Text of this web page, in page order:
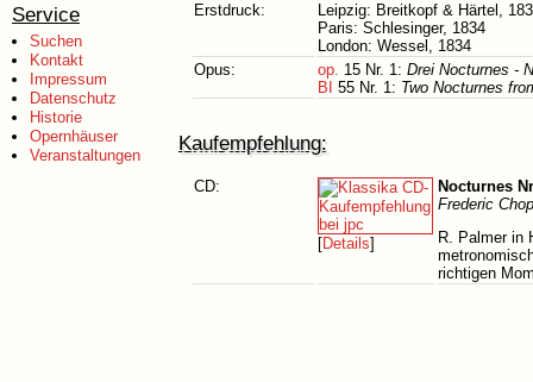
Service
Suchen
Kontakt
Impressum
Datenschutz
Historie
Opernhäuser
Veranstaltungen
Erstdruck:
Leipzig: Breitkopf & Härtel,
Paris: Schlesinger, 1834
London: Wessel, 1834
Opus:
op. 15 Nr. 1: Drei Nocturnes -
BI 55 Nr. 1: Two Nocturnes
Kaufempfehlung:
CD:
[Details]
Nocturnes
Frederic
R. Palmer in
richtigen